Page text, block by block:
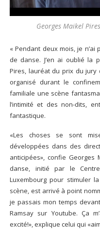
Georges Maikel
« Pendant deux mois, je n’ai
de danse. J’en ai oublié la
Pires, lauréat du prix du jury
organisé durant le
familiale une scène
l’intimité et des non-dits,
fantastique.
«Les choses se sont
développées dans des
anticipées», confie Georges
danse, initié par le
Luxembourg pour stimuler
scène, est arrivé à point
je passais mon temps
Ramsay sur Youtube. Ça
excité!», explique celui qui